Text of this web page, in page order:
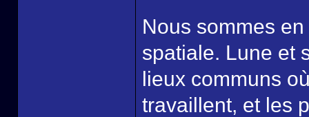
Nous sommes
spatiale. Lune et
lieux communs
travaillent, et les